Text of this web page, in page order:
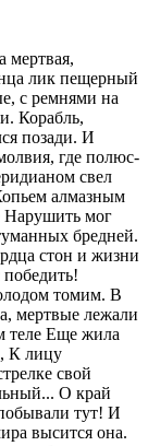
мертвая,
лик пещерный
с ремнями на
Корабль,
позади. И
где полюс-
свел
алмазным
Нарушить мог
бредней.
стон и жизни
томим. В
мертвые лежали
теле Еще жила
К лицу
свой
О край
тут! И
высится она.